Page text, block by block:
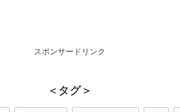
スポンサードリンク
＜タグ＞